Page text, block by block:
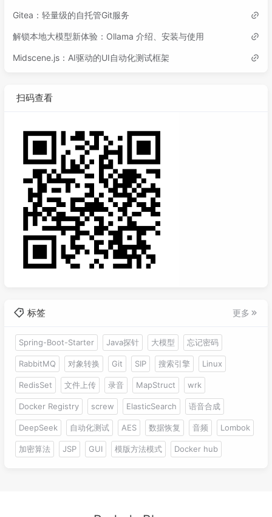
Gitea：轻量级的自托管Git服务
解锁本地大模型新体验：Ollama 介绍、安装与使用
Midscene.js：AI驱动的UI自动化测试框架
扫码查看
标签 更多
Spring-Boot-Starter Java探针 大模型 忘记密码
RabbitMQ 对象转换 Git SIP 搜索引擎 Linux
RedisSet 文件上传 录音 MapStruct wrk
Docker Registry screw ElasticSearch 语音合成
DeepSeek 自动化测试 AES 数据恢复 音频 Lombok
加密算法 JSP GUI 模版方法模式 Docker hub